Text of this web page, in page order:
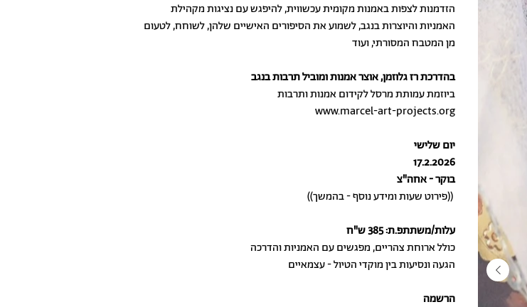
הזדמנות לצפות באמנות מקומית עכשווית, להיפגש עם נציגות מקהילת
האמניות והיוצרות בנגב, לשמוע את הסיפורים האישיים שלהן, לשוחח, לטעום
מן המטבח המסורתי, ועוד
בהדרכת רז גלוזמן, אוצר אמנות ומוביל תרבות בנגב
ביוזמת עמותת מרסל לקידום אמנות ותרבות
www.marcel-art-projects.org
יום שלישי
17.2.2026
בוקר - אחה"צ
((פירוט שעות ומידע נוסף - בהמשך))
עלות/משתתפ.ת: 385 ש"ח
כולל ארוחת צהריים, מפגשים עם האמניות והדרכה
הגעה ונסיעות בין מוקדי הטיול - עצמאיים
הרשמה